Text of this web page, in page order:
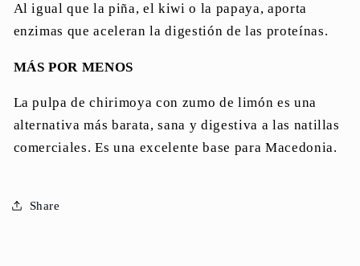
Al igual que la piña, el kiwi o la papaya, aporta
enzimas que aceleran la digestión de las proteínas.
MÁS POR MENOS
La pulpa de chirimoya con zumo de limón es una
alternativa más barata, sana y digestiva a las natillas
comerciales. Es una excelente base para Macedonia.
Share